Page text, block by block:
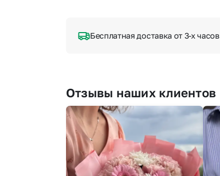
Бесплатная доставка от 3-х часов
Отзывы наших клиентов